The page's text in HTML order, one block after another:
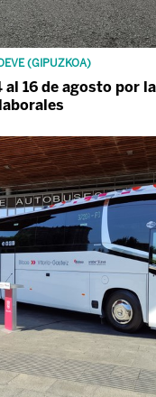
(GIPUZKOA)
al 16 de agosto por